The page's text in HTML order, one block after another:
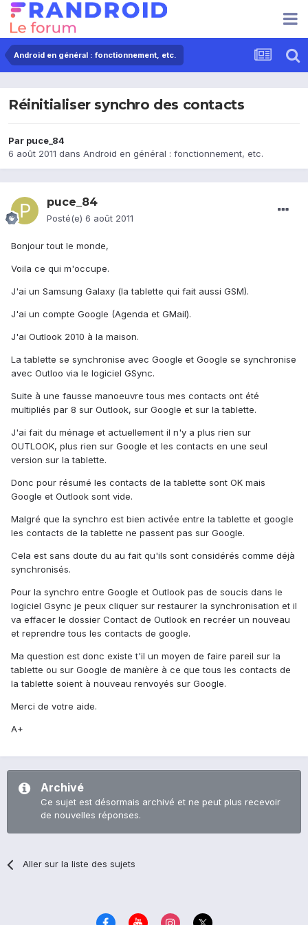
Android en général : fonctionnement, etc.
Réinitialiser synchro des contacts
Par puce_84
6 août 2011 dans Android en général : fonctionnement, etc.
puce_84
Posté(e) 6 août 2011
Bonjour tout le monde,
Voila ce qui m'occupe.
J'ai un Samsung Galaxy (la tablette qui fait aussi GSM).
J'ai un compte Google (Agenda et GMail).
J'ai Outlook 2010 à la maison.
La tablette se synchronise avec Google et Google se synchronise
avec Outloo via le logiciel GSync.
Suite à une fausse manoeuvre tous mes contacts ont été
multipliés par 8 sur Outlook, sur Google et sur la tablette.
J'ai fait du ménage et actuellement il n'y a plus rien sur
OUTLOOK, plus rien sur Google et les contacts en une seul
version sur la tablette.
Donc pour résumé les contacts de la tablette sont OK mais
Google et Outlook sont vide.
Malgré que la synchro est bien activée entre la tablette et google
les contacts de la tablette ne passent pas sur Google.
Cela est sans doute du au fait qu'ils sont considérés comme déjà
synchronisés.
Pour la synchro entre Google et Outlook pas de soucis dans le
logiciel Gsync je peux cliquer sur restaurer la synchronisation et il
va effacer le dossier Contact de Outlook en recréer un nouveau
et reprendre tous les contacts de google.
Ma question est donc existe t'il un moyen de faire pareil sur la
tablette ou sur Google de manière à ce que tous les contacts de
la tablette soient à nouveau renvoyés sur Google.
Merci de votre aide.
A+
Archivé
Ce sujet est désormais archivé et ne peut plus recevoir
de nouvelles réponses.
Aller sur la liste des sujets